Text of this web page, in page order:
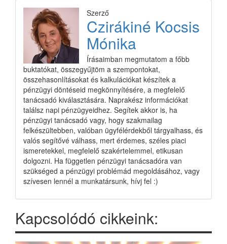
Szerző
Czirákiné Kocsis
Mónika
Írásaimban megmutatom a főbb
buktatókat, összegyűjtöm a szempontokat,
összehasonlításokat és kalkulációkat készítek a
pénzügyi döntéseid megkönnyítésére, a megfelelő
tanácsadó kiválasztására. Naprakész információkat
találsz napi pénzügyeidhez. Segítek akkor is, ha
pénzügyi tanácsadó vagy, hogy szakmailag
felkészültebben, valóban ügyfélérdekből tárgyalhass, és
valós segítővé válhass, mert érdemes, széles piaci
ismeretekkel, megfelelő szakértelemmel, etikusan
dolgozni. Ha független pénzügyi tanácsadóra van
szükséged a pénzügyi problémád megoldásához, vagy
szívesen lennél a munkatársunk, hívj fel :)
Kapcsolódó cikkeink: